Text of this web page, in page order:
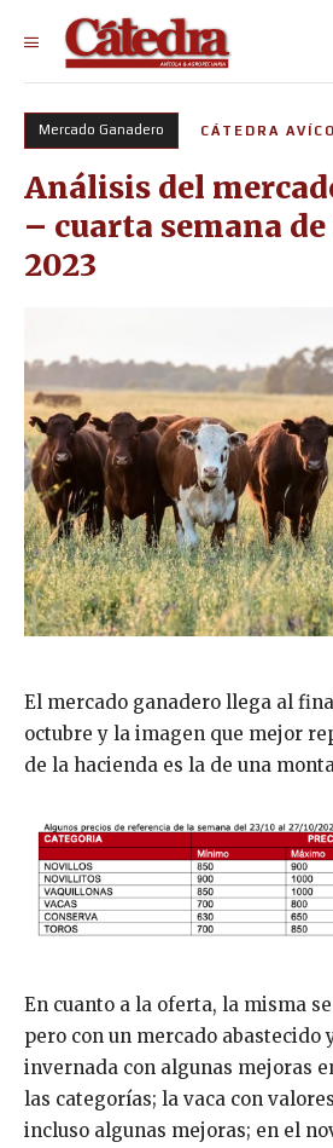
Mercado Ganadero CÁTEDRA
Análisis del
– cuarta semana
2023
El mercado ganadero llega al
octubre y la imagen que mejor
de la hacienda es la de una
En cuanto a la oferta, la misma
pero con un mercado abastecido
invernada con algunas mejoras
las categorías; la vaca con
incluso algunas mejoras; en el